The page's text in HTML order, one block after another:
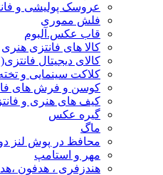
عروسک پولیشی و
فلش مموری
قاب عکس.آلبوم
کالا های فانتزی هنری
کالای دیجیتال
کلاکت سینمایی و
کوسن و فرش های
کیف های هنری و
گیره عکس
ماگ
محافظ در پوش لنز
مهر و استامپ
هندزفری ، هدفون